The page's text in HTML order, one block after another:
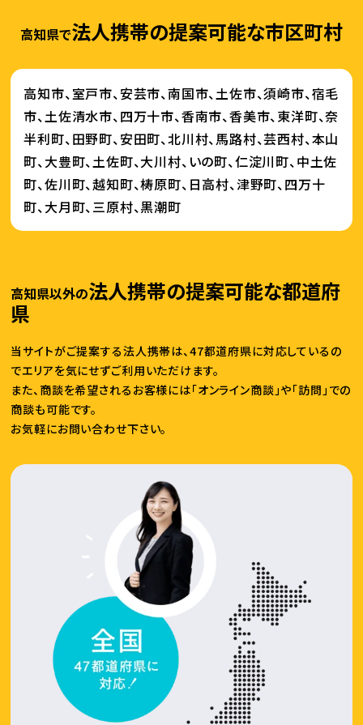
高知県で法人携帯の提案可能な市区町村
高知市、室戸市、安芸市、南国市、土佐市、須崎市、宿毛
市、土佐清水市、四万十市、香南市、香美市、東洋町、奈
半利町、田野町、安田町、北川村、馬路村、芸西村、本山
町、大豊町、土佐町、大川村、いの町、仁淀川町、中土佐
町、佐川町、越知町、梼原町、日高村、津野町、四万十
町、大月町、三原村、黒潮町
高知県以外の法人携帯の提案可能な都道府
県
当サイトがご提案する法人携帯は、47都道府県に対応しているの
でエリアを気にせずご利用いただけます。
また、商談を希望されるお客様には「オンライン商談」や「訪問」での
商談も可能です。
お気軽にお問い合わせ下さい。